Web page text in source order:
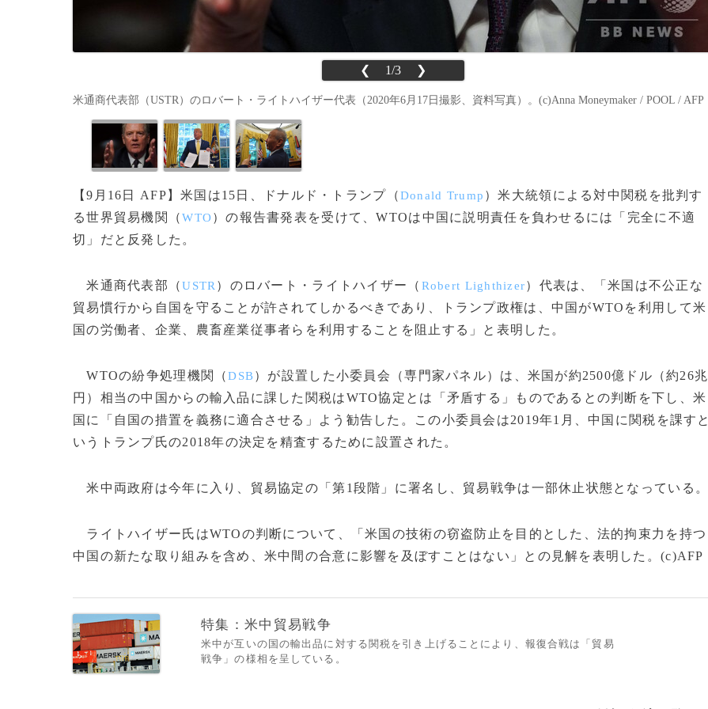
❮ 1/3 ❯
米通商代表部（USTR）のロバート・ライトハイザー代表（2020年6月17日撮影、資料写真）。(c)Anna Moneymaker / POOL / AFP
【9月16日 AFP】米国は15日、ドナルド・トランプ（Donald Trump ）米大統領による対中関税を批判す
る世界貿易機関（WTO）の報告書発表を受けて、WTOは中国に説明責任を負わせるには「完全に不適
切」だと反発した。
米通商代表部（USTR ）のロバート・ライトハイザー（ Robert Lighthizer）代表は、「米国は不公正な
貿易慣行から自国を守ることが許されてしかるべきであり、トランプ政権は、中国がWTOを利用して米
国の労働者、企業、農畜産業従事者らを利用することを阻止する」と表明した。
WTOの紛争処理機関（DSB）が設置した小委員会（専門家パネル）は、米国が約2500億ドル（約26兆
円）相当の中国からの輸入品に課した関税はWTO協定とは「矛盾する」ものであるとの判断を下し、米
国に「自国の措置を義務に適合させる」よう勧告した。この小委員会は2019年1月、中国に関税を課すと
いうトランプ氏の2018年の決定を精査するために設置された。
米中両政府は今年に入り、貿易協定の「第1段階」に署名し、貿易戦争は一部休止状態となっている。
ライトハイザー氏はWTOの判断について、「米国の技術の窃盗防止を目的とした、法的拘束力を持つ
中国の新たな取り組みを含め、米中間の合意に影響を及ぼすことはない」との見解を表明した。(c)AFP
特集：米中貿易戦争
米中が互いの国の輸出品に対する関税を引き上げることにより、報復合戦は「貿易
戦争」の様相を呈している。